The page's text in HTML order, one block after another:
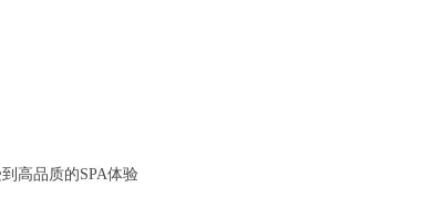
高品质的SPA体验